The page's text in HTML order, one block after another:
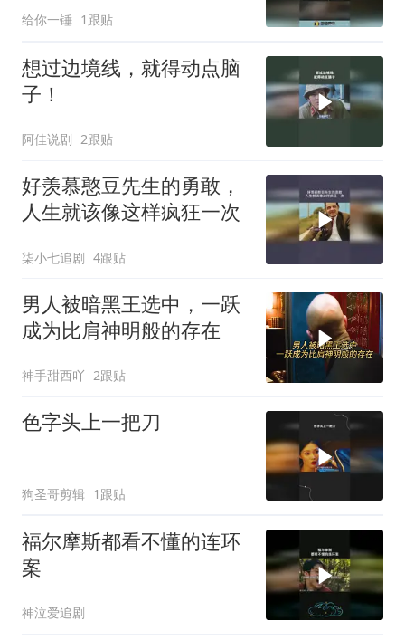
给你一锤 1跟贴
想过边境线，就得动点脑
子！
阿佳说剧 2跟贴
好羡慕憨豆先生的勇敢，
人生就该像这样疯狂一次
柒小七追剧 4跟贴
男人被暗黑王选中，一跃
成为比肩神明般的存在
神手甜西吖 2跟贴
色字头上一把刀
狗圣哥剪辑 1跟贴
福尔摩斯都看不懂的连环
案
神泣爱追剧